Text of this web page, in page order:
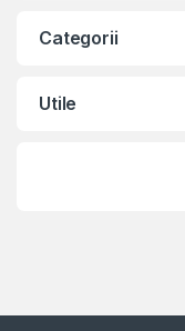
Categorii
Utile